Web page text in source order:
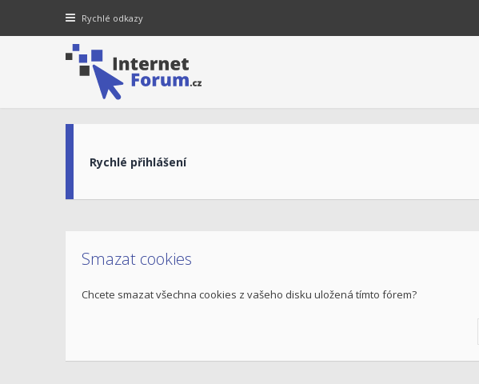
Rychlé odkazy
Rychlé přihlášení
Smazat cookies
Chcete smazat všechna cookies z vašeho disku uložená tímto fórem?